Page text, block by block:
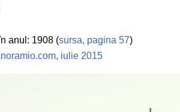
anul: 1908 (sursa, pagina 57)
iulie 2015